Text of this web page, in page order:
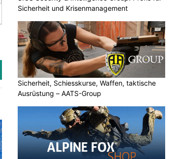
Sicherheit und Krisenmanagement
Sicherheit, Schiesskurse, Waffen, taktische
Ausrüstung – AATS-Group